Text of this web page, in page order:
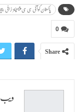
پاکستان کو آئی سی سی چیمپئنز ٹرافی جیتے 9 برس بیت
0
Share